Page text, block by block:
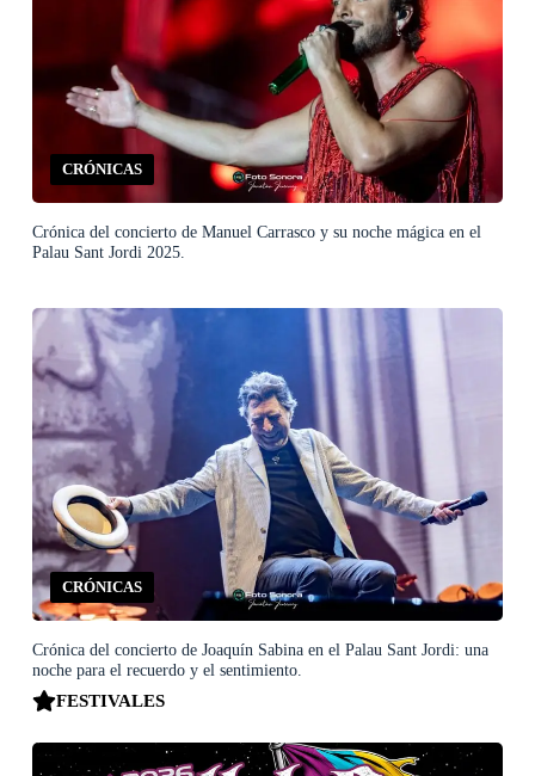
CRÓNICAS
Crónica del concierto de Manuel Carrasco y su noche mágica en el
Palau Sant Jordi 2025.
CRÓNICAS
Crónica del concierto de Joaquín Sabina en el Palau Sant Jordi: una
noche para el recuerdo y el sentimiento.
FESTIVALES